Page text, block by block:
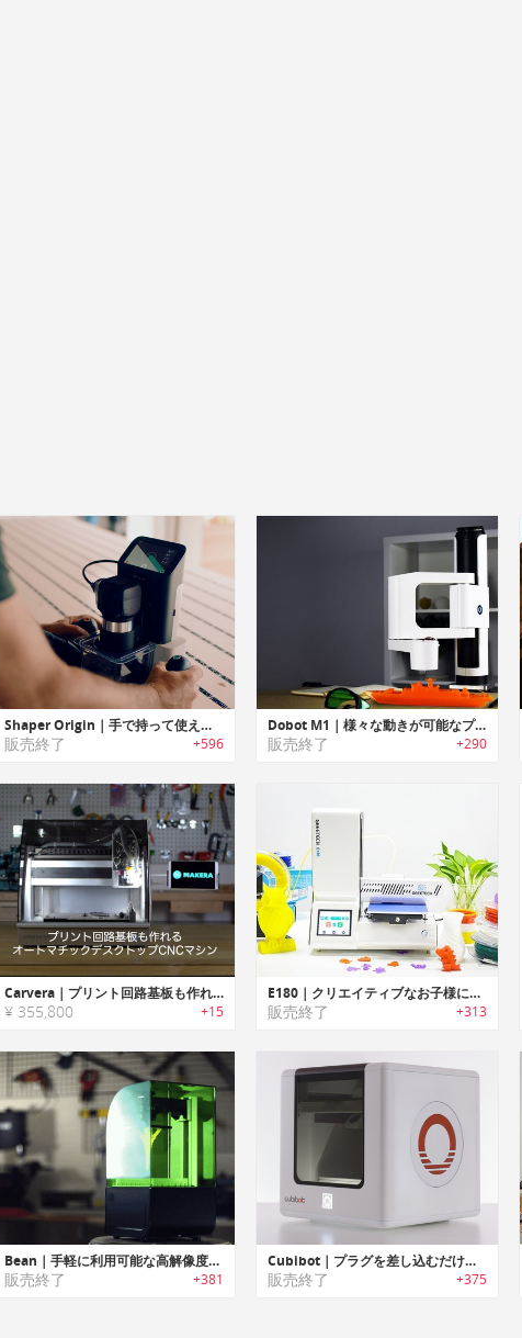
Shaper Origin｜手で持って使えるニュータイプのCNCマシン「シェイパーオリジン」
販売終了 +596
Dobot M1｜様々な動きが可能なプロフェッショナルロボットアーム「ドゥーボットM1」
販売終了 +290
Carvera｜プリント回路基板も作れるフルオートマチックデスクトップCNCマシン「カーヴェラ」
¥ 355,800 +15
E180｜クリエイティブなお子様に最適なユーザーフレンドリーミニプリンター「E180」
販売終了 +313
Bean｜手軽に利用可能な高解像度SLAプリンター「ビーン」
販売終了 +381
Cubibot｜プラグを差し込むだけでプリント可能なデスクトップ3Dプリンター「キュービボット」
販売終了 +375